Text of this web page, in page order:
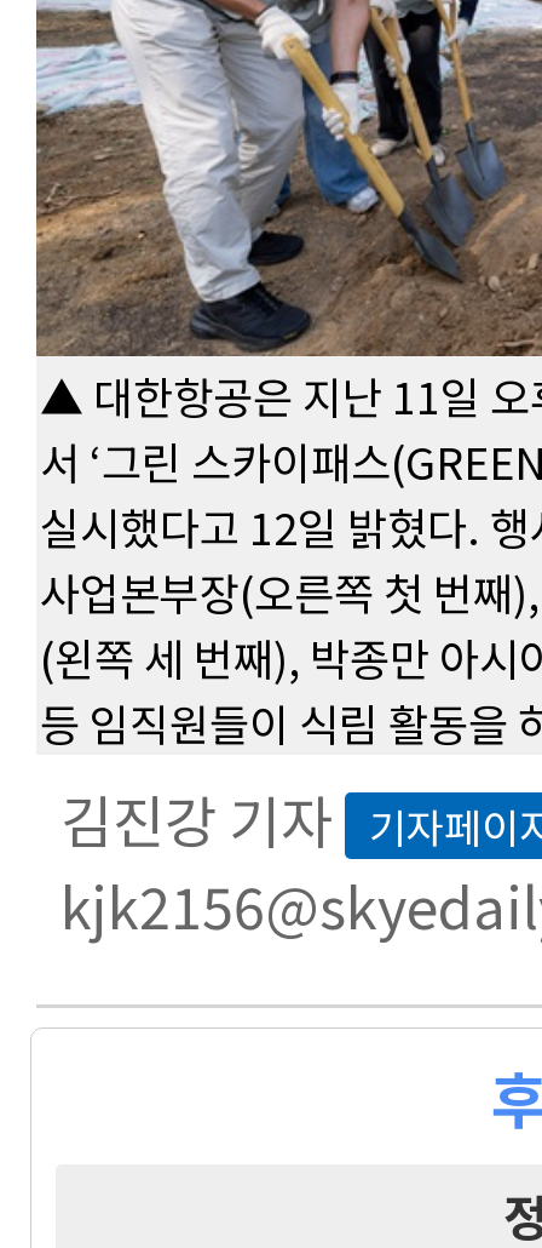
▲ 대한항공은 지난 11일 오
서 ‘그린 스카이패스
실시했다고 12일 밝혔다.
사업본부장(오른쪽 첫 번
(왼쪽 세 번째), 박종만 아
등 임직원들이 식림 활동을
김진강 기자 기자페이